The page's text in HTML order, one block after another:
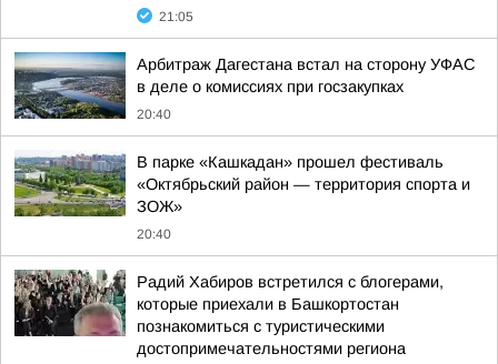
21:05
Арбитраж Дагестана встал на сторону УФАС
в деле о комиссиях при госзакупках
20:40
В парке «Кашкадан» прошел фестиваль
«Октябрьский район — территория спорта и
ЗОЖ»
20:40
Радий Хабиров встретился с блогерами,
которые приехали в Башкортостан
познакомиться с туристическими
достопримечательностями региона